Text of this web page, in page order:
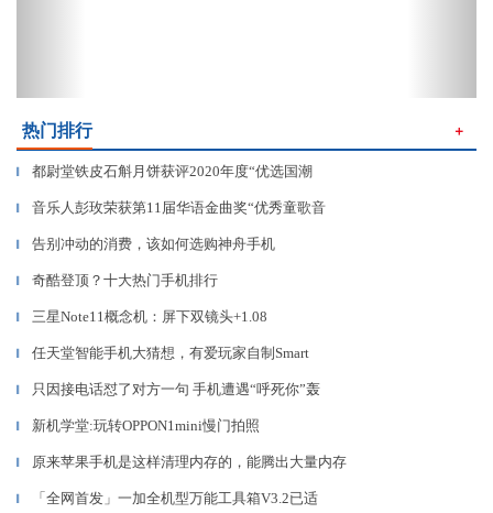
热门排行 ＋
▎ 都尉堂铁皮石斛月饼获评2020年度“优选国潮
▎ 音乐人彭玫荣获第11届华语金曲奖“优秀童歌音
▎ 告别冲动的消费，该如何选购神舟手机
▎ 奇酷登顶？十大热门手机排行
▎ 三星Note11概念机：屏下双镜头+1.08
▎ 任天堂智能手机大猜想，有爱玩家自制Smart
▎ 只因接电话怼了对方一句 手机遭遇“呼死你”轰
▎ 新机学堂:玩转OPPON1mini慢门拍照
▎ 原来苹果手机是这样清理内存的，能腾出大量内存
▎ 「全网首发」一加全机型万能工具箱V3.2已适